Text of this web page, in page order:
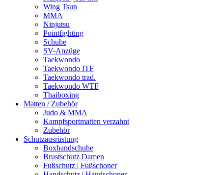
Wing Tsun
MMA
Ninjutsu
Pointfighting
Schuhe
SV-Anzüge
Taekwondo
Taekwondo ITF
Taekwondo trad.
Taekwondo WTF
Thaiboxing
Matten / Zubehör
Judo & MMA
Kampfsportmatten verzahnt
Zubehör
Schutzausrüstung
Boxhandschuhe
Brustschutz Damen
Fußschutz | Fußschoner